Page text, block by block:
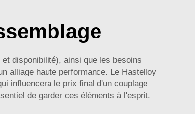
disponibilité), ainsi que les besoins
alliage haute performance. Le Hastelloy
influencera le prix final d'un couplage
de garder ces éléments à l'esprit.